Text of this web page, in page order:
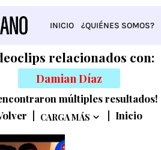
INICIO ¿QUIÉNES SOMOS?
relacionados con:
Damian Díaz
múltiples resultados!
CARGA MÁS Inicio